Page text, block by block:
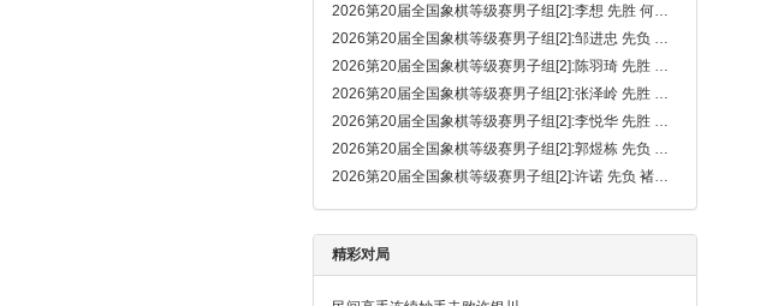
2026第20届全国象棋等级赛男子组[2]:李想 先胜 何昊松
2026第20届全国象棋等级赛男子组[2]:邹进忠 先负 侯诚昊
2026第20届全国象棋等级赛男子组[2]:陈羽琦 先胜 胡钧炫
2026第20届全国象棋等级赛男子组[2]:张泽岭 先胜 吴熙贤
2026第20届全国象棋等级赛男子组[2]:李悦华 先胜 王子秦
2026第20届全国象棋等级赛男子组[2]:郭煜栋 先负 钟念沂
2026第20届全国象棋等级赛男子组[2]:许诺 先负 褚明睿
精彩对局